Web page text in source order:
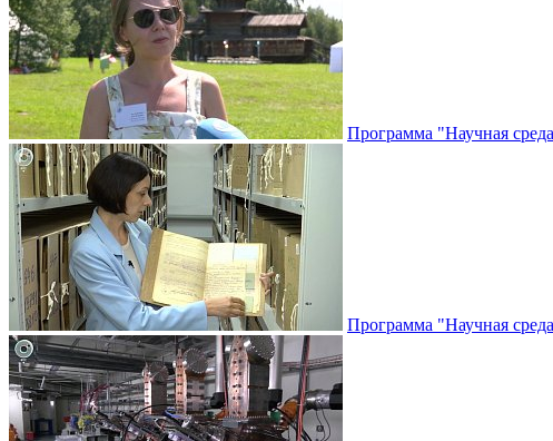
Программа "Научная
Программа "Научная